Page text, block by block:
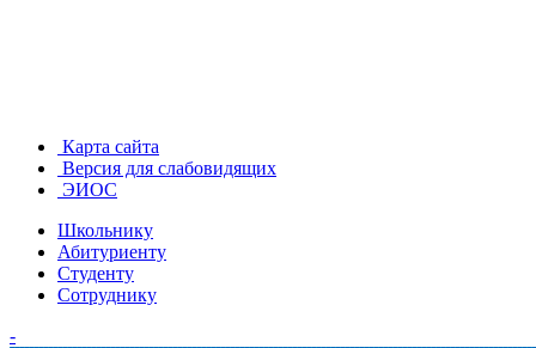
Карта сайта
Версия для слабовидящих
ЭИОС
Школьнику
Абитуриенту
Студенту
Сотруднику
-